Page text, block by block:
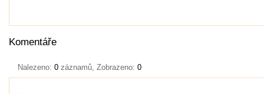
Komentáře
Nalezeno: 0 záznamů, Zobrazeno: 0